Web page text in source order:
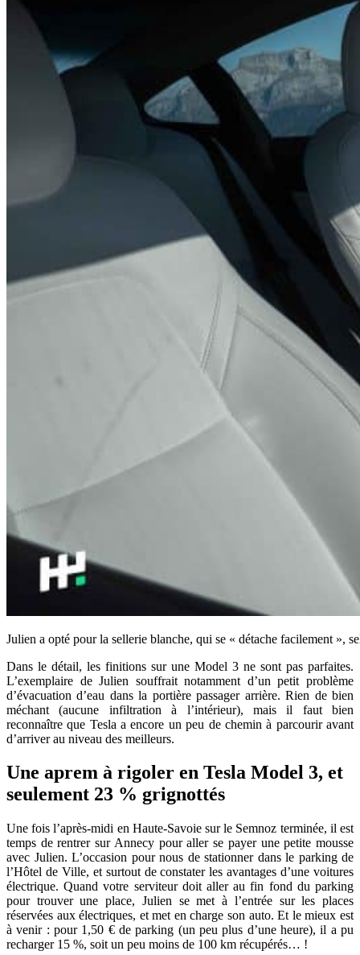
Julien a opté pour la sellerie blanche, qui se « détache facilement »,
Dans le détail, les finitions sur une Model 3 ne sont pas parfaites.
L’exemplaire de Julien souffrait notamment d’un petit problème
d’évacuation d’eau dans la portière passager arrière. Rien de bien
méchant (aucune infiltration à l’intérieur), mais il faut bien
reconnaître que Tesla a encore un peu de chemin à parcourir avant
d’arriver au niveau des meilleurs.
Une aprem à rigoler en Tesla Model 3, et
seulement 23 % grignottés
Une fois l’après-midi en Haute-Savoie sur le Semnoz terminée, il est
temps de rentrer sur Annecy pour aller se payer une petite mousse
avec Julien. L’occasion pour nous de stationner dans le parking de
l’Hôtel de Ville, et surtout de constater les avantages d’une voitures
électrique. Quand votre serviteur doit aller au fin fond du parking
pour trouver une place, Julien se met à l’entrée sur les places
réservées aux électriques, et met en charge son auto. Et le mieux est
à venir : pour 1,50 € de parking (un peu plus d’une heure), il a pu
recharger 15 %, soit un peu moins de 100 km récupérés… !